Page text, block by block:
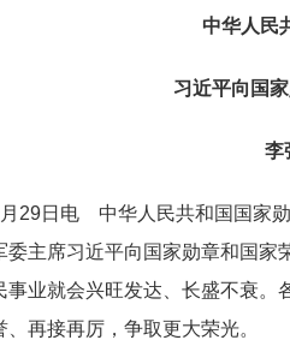
中华人民
习近平向国
李
29日电 中华人民共和国国家
委主席习近平向国家勋章和国
事业就会兴旺发达、长盛不衰
再接再厉，争取更大荣光。